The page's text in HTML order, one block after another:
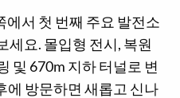
에서 첫 번째 주요 발전소
세요. 몰입형 전시, 복원
및 670m 지하 터널로 변
에 방문하면 새롭고 신나